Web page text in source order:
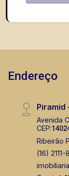
Endereço
Piramid
Avenida
CEP:
Ribeirão
(16)